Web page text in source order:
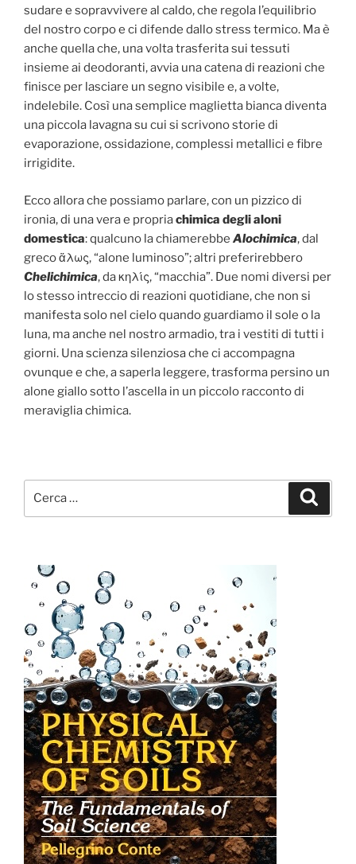
sudare e sopravvivere al caldo, che regola l’equilibrio
del nostro corpo e ci difende dallo stress termico. Ma è
anche quella che, una volta trasferita sui tessuti
insieme ai deodoranti, avvia una catena di reazioni che
finisce per lasciare un segno visibile e, a volte,
indelebile. Così una semplice maglietta bianca diventa
una piccola lavagna su cui si scrivono storie di
evaporazione, ossidazione, complessi metallici e fibre
irrigidite.
Ecco allora che possiamo parlare, con un pizzico di
ironia, di una vera e propriachimica degli aloni
domestica: qualcuno la chiamerebbe Alochimica, dal
greco ἅλως, “alone luminoso”; altri preferirebbero
Chelichimica, da κηλίς, “macchia”. Due nomi diversi per
lo stesso intreccio di reazioni quotidiane, che non si
manifesta solo nel cielo quando guardiamo il sole o la
luna, ma anche nel nostro armadio, tra i vestiti di tutti i
giorni. Una scienza silenziosa che ci accompagna
ovunque e che, a saperla leggere, trasforma persino un
alone giallo sotto l’ascella in un piccolo racconto di
meraviglia chimica.